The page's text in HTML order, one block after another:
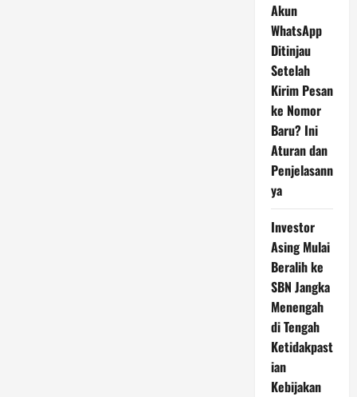
Akun
WhatsApp
Ditinjau
Setelah
Kirim Pesan
ke Nomor
Baru? Ini
Aturan dan
Penjelasann
ya
Investor
Asing Mulai
Beralih ke
SBN Jangka
Menengah
di Tengah
Ketidakpast
ian
Kebijakan